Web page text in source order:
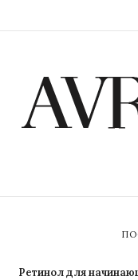
Ретинол для